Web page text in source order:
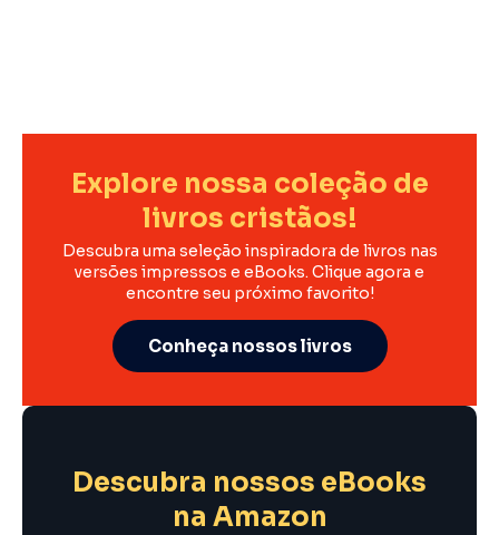
Explore nossa coleção de
livros cristãos!
Descubra uma seleção inspiradora de livros nas
versões impressos e eBooks. Clique agora e
encontre seu próximo favorito!
Conheça nossos livros
Descubra nossos eBooks
na Amazon